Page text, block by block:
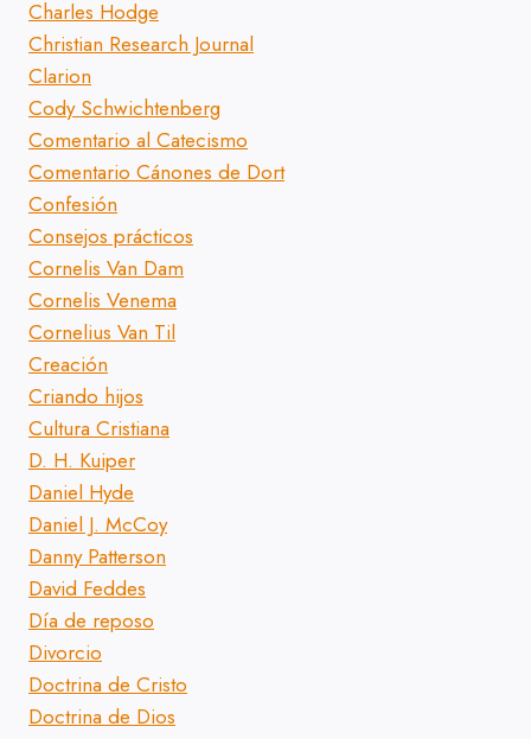
Charles Hodge
Christian Research Journal
Clarion
Cody Schwichtenberg
Comentario al Catecismo
Comentario Cánones de Dort
Confesión
Consejos prácticos
Cornelis Van Dam
Cornelis Venema
Cornelius Van Til
Creación
Criando hijos
Cultura Cristiana
D. H. Kuiper
Daniel Hyde
Daniel J. McCoy
Danny Patterson
David Feddes
Día de reposo
Divorcio
Doctrina de Cristo
Doctrina de Dios